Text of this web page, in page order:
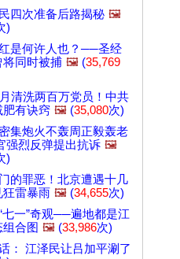
四次准备后路揭秘 🖼️
)
是何许人也？──圣经
将同时被捕 🖼️ (35,769
清洗两百万党员！中共
肥有诀窍 🖼️ (35,080次)
集炮火不轰周正毅轰老
强烈反弹提出抗诉 🖼️
)
的罪恶！北京遭遇十几
狂雷暴雨 🖼️ (34,655次)
七一”奇观──遍地都是江
组合图 🖼️ (33,986次)
： 江泽民让吕加平涮了